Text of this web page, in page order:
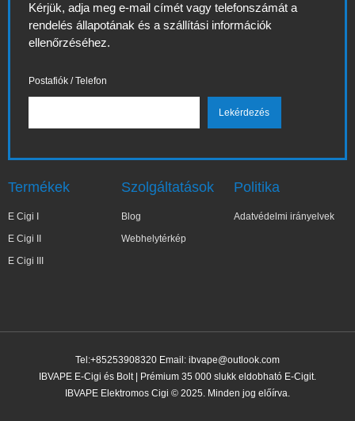
Kérjük, adja meg e-mail címét vagy telefonszámát a
rendelés állapotának és a szállítási információk
ellenőrzéséhez.
Postafiók / Telefon
Termékek
E Cigi I
E Cigi II
E Cigi III
Szolgáltatások
Blog
Webhelytérkép
Politika
Adatvédelmi irányelvek
Tel:+85253908320 Email: ibvape@outlook.com
IBVAPE E-Cigi és Bolt | Prémium 35 000 slukk eldobható E-Cigit.
IBVAPE Elektromos Cigi © 2025. Minden jog előírva.
✕
Kata***yna